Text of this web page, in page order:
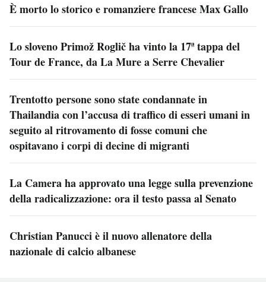
È morto lo storico e romanziere francese Max Gallo
Lo sloveno Primož Roglič ha vinto la 17ª tappa del
Tour de France, da La Mure a Serre Chevalier
Trentotto persone sono state condannate in
Thailandia con l’accusa di traffico di esseri umani in
seguito al ritrovamento di fosse comuni che
ospitavano i corpi di decine di migranti
La Camera ha approvato una legge sulla prevenzione
della radicalizzazione: ora il testo passa al Senato
Christian Panucci è il nuovo allenatore della
nazionale di calcio albanese